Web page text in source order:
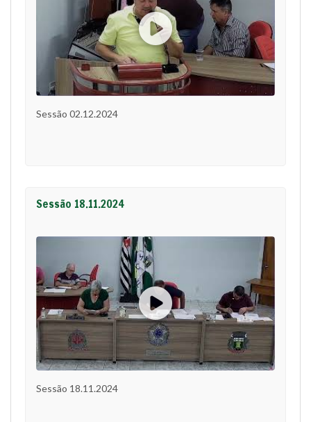
Sessão 02.12.2024
Sessão 18.11.2024
Sessão 18.11.2024